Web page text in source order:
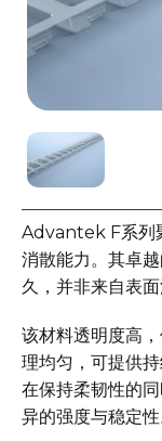
Advantek F系列
消散能力。其卓
久，并非来自表面
该材料透明度高
理均匀，可提供
在保持柔韧性的
异的强度与稳定性